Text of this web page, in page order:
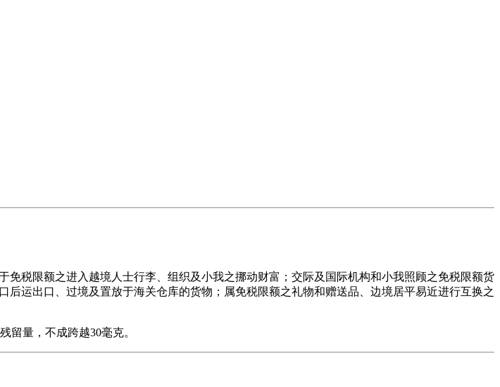
税限额之进入越境人士行李、组织及小我之挪动财富；交际及国际机构和小我照顾之免税限额货
运出口、过境及置放于海关仓库的货物；属免税限额之礼物和赠送品、边境居平易近进行互换之
量，不成跨越30毫克。